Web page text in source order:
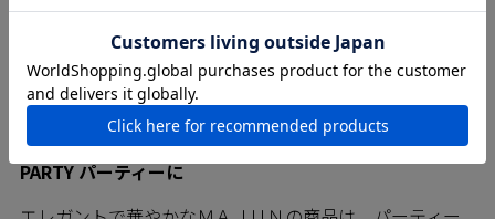
PARTY パーティーに